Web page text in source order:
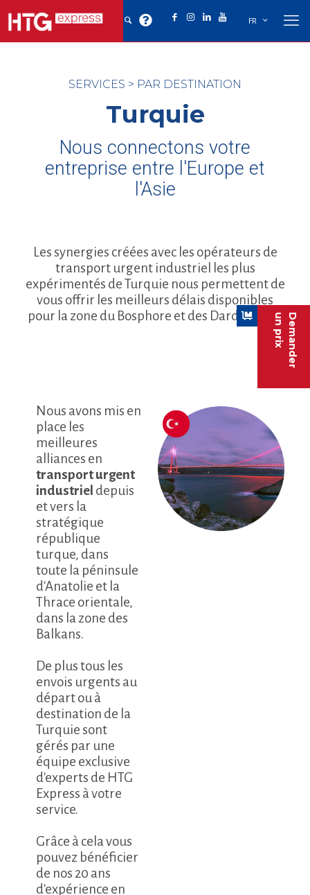
Demander
un prix
FR
SERVICES > PAR DESTINATION
Turquie
Nous connectons votre
entreprise entre l'Europe et
l'Asie
Les synergies créées avec les opérateurs de
transport urgent industriel les plus
expérimentés de Turquie nous permettent de
vous offrir les meilleurs délais disponibles
pour la zone du Bosphore et des Dardanelles.
Nous avons mis en
place les
meilleures
alliances en
transport urgent
industriel depuis
et vers la
stratégique
république
turque, dans
toute la péninsule
d'Anatolie et la
Thrace orientale,
dans la zone des
Balkans.
De plus tous les
envois urgents au
départ ou à
destination de la
Turquie sont
gérés par une
équipe exclusive
d'experts de HTG
Express à votre
service.
Grâce à cela vous
pouvez bénéficier
de nos 20 ans
d'expérience en